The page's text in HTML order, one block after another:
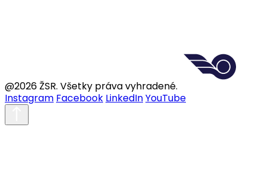
@2026 ŽSR. Všetky práva vyhradené.
Instagram Facebook LinkedInYouTube